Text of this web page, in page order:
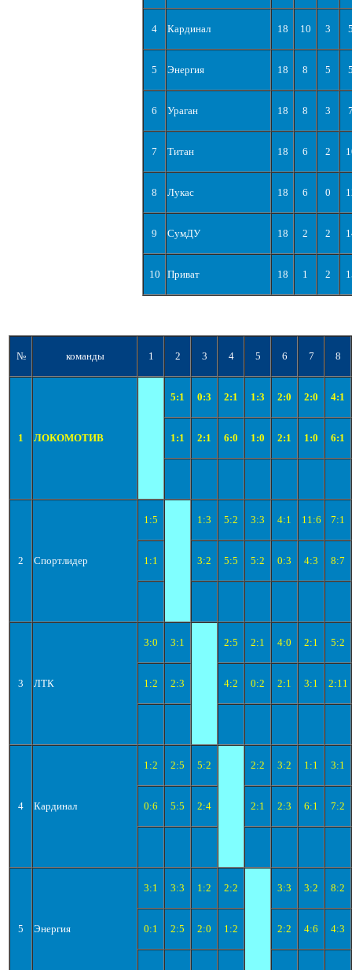
4 Кардинал 18 10 3
5 Энергия 18 8 5
6 Ураган 18 8 3
7 Титан 18 6 2
8 Лукас 18 6 0
9 СумДУ 18 2 2
10 Приват 18 1 2
№ команды 1 2 3 4 5 6 7 8
1 ЛОКОМОТИВ
5:1 0:3 2:1 1:3 2:0 2:0 4:1
1:1 2:1 6:0 1:0 2:1 1:0 6:1
2 Спортлидер
1:5 1:3 5:2 3:3 4:1 11:6 7:1
1:1 3:2 5:5 5:2 0:3 4:3 8:7
3 ЛТК
3:0 3:1 2:5 2:1 4:0 2:1 5:2
1:2 2:3 4:2 0:2 2:1 3:1 2:11
4 Кардинал
1:2 2:5 5:2 2:2 3:2 1:1 3:1
0:6 5:5 2:4 2:1 2:3 6:1 7:2
5 Энергия
3:1 3:3 1:2 2:2 3:3 3:2 8:2
0:1 2:5 2:0 1:2 2:2 4:6 4:3